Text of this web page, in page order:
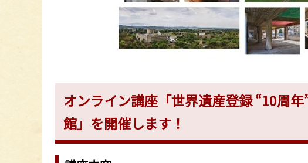
オンライン講座「世界遺産登録 “10周
館」を開催します！